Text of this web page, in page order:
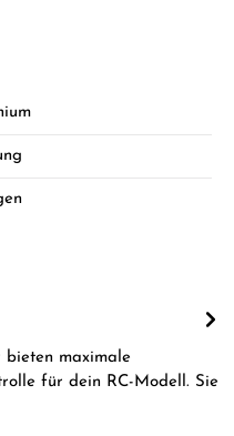
bieten maximale
für dein RC-Modell. Sie